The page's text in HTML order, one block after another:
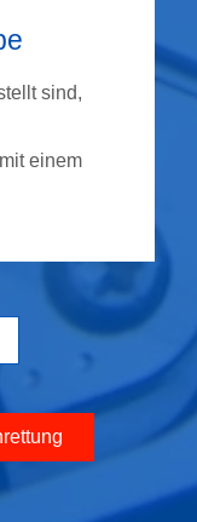
sind,
einem